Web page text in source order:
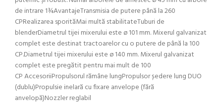
de intrare 1¾AvantajeTransmisia de putere până la 260
CPRealizarea sporităMai multă stabilitateTuburi de
blenderDiametrul tijei mixerului este ø 101 mm. Mixerul galvanizat
complet este destinat tractoarelor cu o putere de până la 100
CP.Diametrul tijei mixerului este ø 140 mm. Mixerul galvanizat
complet este pregătit pentru mai mult de 100
CP AccesoriiPropulsorul rămâne lungPropulsor ședere lung DUO
(dublu)Propulsie inelară cu fixare anvelope (fără
anvelopă)Nozzler reglabil